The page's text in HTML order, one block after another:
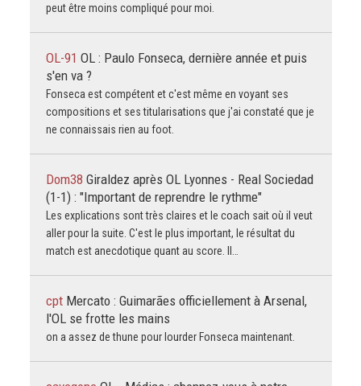
peut être moins compliqué pour moi.
OL-91 OL : Paulo Fonseca, dernière année et puis
s'en va ?
Fonseca est compétent et c'est même en voyant ses
compositions et ses titularisations que j'ai constaté que je
ne connaissais rien au foot.
Dom38 Giraldez après OL Lyonnes - Real Sociedad
(1-1) : "Important de reprendre le rythme"
Les explications sont très claires et le coach sait où il veut
aller pour la suite. C'est le plus important, le résultat du
match est anecdotique quant au score. Il…
cpt Mercato : Guimarães officiellement à Arsenal,
l'OL se frotte les mains
on a assez de thune pour lourder Fonseca maintenant.